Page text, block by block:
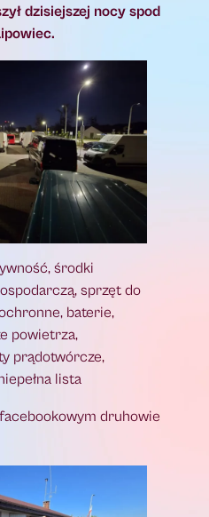
dzisiejszej nocy spod
środki
sprzęt do
baterie,
powietrza,
prądotwórcze,
lista
druhowie